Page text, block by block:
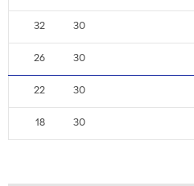
30
32
30
26
30
22
30
18